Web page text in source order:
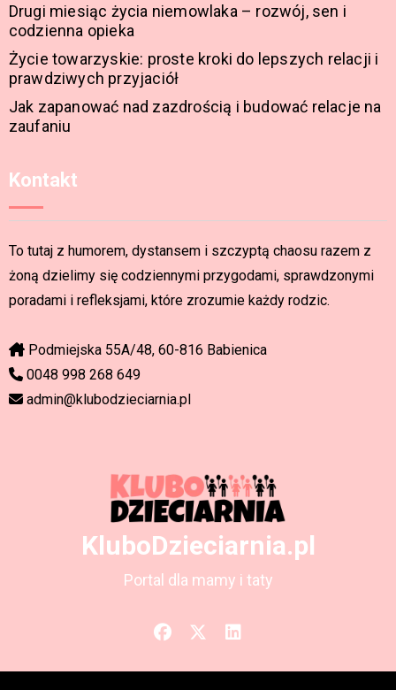
Drugi miesiąc życia niemowlaka – rozwój, sen i
codzienna opieka
Życie towarzyskie: proste kroki do lepszych relacji i
prawdziwych przyjaciół
Jak zapanować nad zazdrością i budować relacje na
zaufaniu
Kontakt
To tutaj z humorem, dystansem i szczyptą chaosu razem z
żoną dzielimy się codziennymi przygodami, sprawdzonymi
poradami i refleksjami, które zrozumie każdy rodzic.
Podmiejska 55A/48, 60-816 Babienica
0048 998 268 649
admin@klubodzieciarnia.pl
KluboDzieciarnia.pl
Portal dla mamy i taty